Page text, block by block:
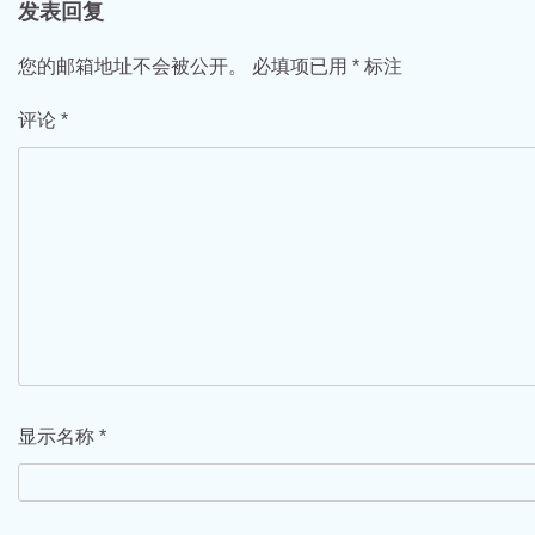
导
航
发表回复
您的邮箱地址不会被公开。 必填项已用 * 标注
评论 *
显示名称 *